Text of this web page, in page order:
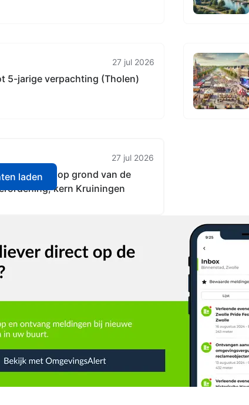
27 jul 2026
5-jarige verpachting (Tholen)
27 jul 2026
evenement op grond van de
kern Kruiningen
laden